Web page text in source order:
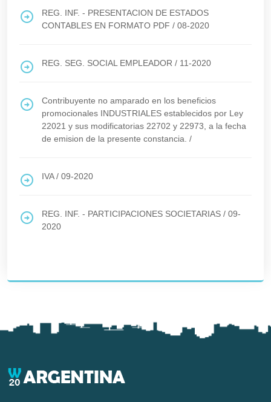
REG. INF. - PRESENTACION DE ESTADOS
CONTABLES EN FORMATO PDF / 08-2020
REG. SEG. SOCIAL EMPLEADOR / 11-2020
Contribuyente no amparado en los beneficios
promocionales INDUSTRIALES establecidos por Ley
22021 y sus modificatorias 22702 y 22973, a la fecha
de emision de la presente constancia. /
IVA/ 09-2020
REG. INF. - PARTICIPACIONES SOCIETARIAS / 09-
2020